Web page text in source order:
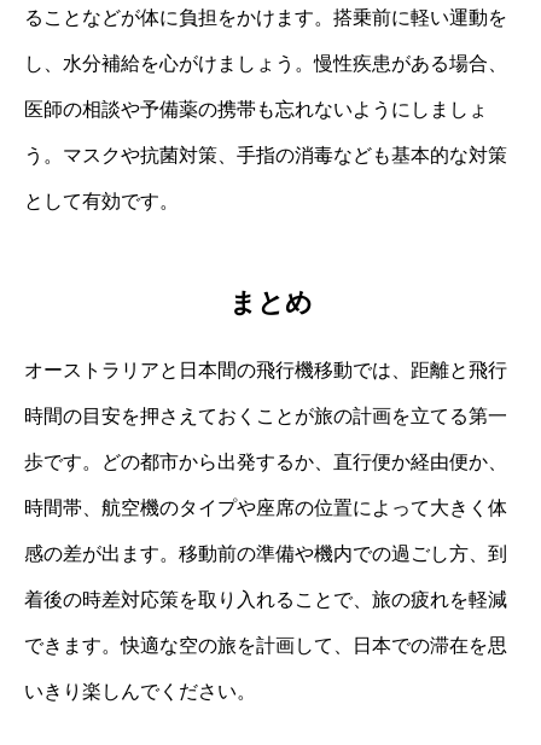
ることなどが体に負担をかけます。搭乗前に軽い運動を
し、水分補給を心がけましょう。慢性疾患がある場合、
医師の相談や予備薬の携帯も忘れないようにしましょ
う。マスクや抗菌対策、手指の消毒なども基本的な対策
として有効です。
まとめ
オーストラリアと日本間の飛行機移動では、距離と飛行
時間の目安を押さえておくことが旅の計画を立てる第一
歩です。どの都市から出発するか、直行便か経由便か、
時間帯、航空機のタイプや座席の位置によって大きく体
感の差が出ます。移動前の準備や機内での過ごし方、到
着後の時差対応策を取り入れることで、旅の疲れを軽減
できます。快適な空の旅を計画して、日本での滞在を思
いきり楽しんでください。